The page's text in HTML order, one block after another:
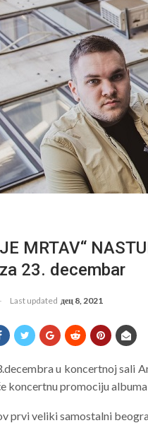
MRTAV“
23. decembar
Last updated дец 8, 2021
u koncertnoj sali
koncertnu promociju albuma
prvi veliki samostalni